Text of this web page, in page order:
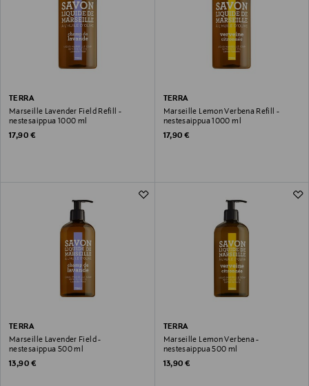
TERRA
Marseille Lavender Field Refill -
nestesaippua 1000 ml
Original Price
17,90 €
TERRA
Marseille Lemon Verbena Refill -
nestesaippua 1000 ml
Original Price
17,90 €
TERRA
Marseille Lavender Field -
nestesaippua 500 ml
Original Price
13,90 €
TERRA
Marseille Lemon Verbena -
nestesaippua 500 ml
Original Price
13,90 €